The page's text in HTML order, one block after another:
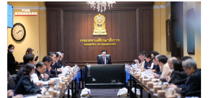
384
ABOUT THE AUTHOR
โจนี่ วิวัฒนานนท์
นักเขียนอิสระ ผู้ชื่นชอบการดูซีรีส์, อ่าน
หนังสือ, กินสเต๊กเนื้อไพรม์ริบมีเดียมแรร์ร้าน
Arno’s, เสพบทสนทนาดีๆ และเป็น FC นานะ
โคมัตสึ